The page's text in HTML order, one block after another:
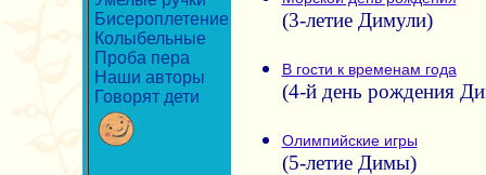
Бисероплетение
Колыбельные
Проба пера
Наши авторы
Говорят дети
(3-летие Димули)
В гости к временам года
(4-й день рождения
Олимпийские игры
(5-летие Димы)